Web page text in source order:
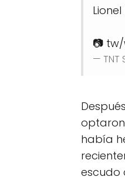
📷
— TNT
había
escudo